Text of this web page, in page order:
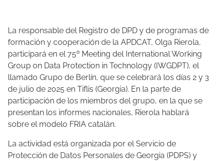
La responsable del Registro de DPD y de programas de
formación y cooperación de la APDCAT, Olga Rierola,
participará en el 75º Meeting del International Working
Group on Data Protection in Technology (IWGDPT), el
llamado Grupo de Berlín, que se celebrará los días 2 y 3
de julio de 2025 en Tiflis (Georgia). En la parte de
participación de los miembros del grupo, en la que se
presentan los informes nacionales, Rierola hablará
sobre el modelo FRIA catalán.
La actividad está organizada por el Servicio de
Protección de Datos Personales de Georgia (PDPS) y